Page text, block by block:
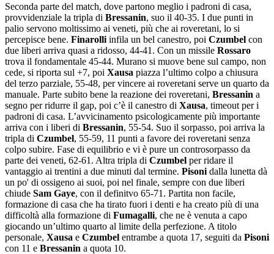
Seconda parte del match, dove partono meglio i padroni di casa,
provvidenziale la tripla di Bressanin, suo il 40-35. I due punti in
palio servono moltissimo ai veneti, più che ai roveretani, lo si
percepisce bene. Finarolli infila un bel canestro, poi Czumbel con
due liberi arriva quasi a ridosso, 44-41. Con un missile Rossaro
trova il fondamentale 45-44. Murano si muove bene sul campo, non
cede, si riporta sul +7, poi Xausa piazza l’ultimo colpo a chiusura
del terzo parziale, 55-48, per vincere ai roveretani serve un quarto da
manuale. Parte subito bene la reazione dei roveretani, Bressanin a
segno per ridurre il gap, poi c’è il canestro di Xausa, timeout per i
padroni di casa. L’avvicinamento psicologicamente più importante
arriva con i liberi di Bressanin, 55-54. Suo il sorpasso, poi arriva la
tripla di Czumbel, 55-59, 11 punti a favore dei roveretani senza
colpo subire. Fase di equilibrio e vi è pure un controsorpasso da
parte dei veneti, 62-61. Altra tripla di Czumbel per ridare il
vantaggio ai trentini a due minuti dal termine. Pisoni dalla lunetta dà
un po' di ossigeno ai suoi, poi nel finale, sempre con due liberi
chiude Sam Gaye, con il definitvo 65-71. Partita non facile,
formazione di casa che ha tirato fuori i denti e ha creato più di una
difficoltà alla formazione di Fumagalli, che ne è venuta a capo
giocando un’ultimo quarto al limite della perfezione. A titolo
personale, Xausa e Czumbel entrambe a quota 17, seguiti da Pisoni
con 11 e Bressanin a quota 10.